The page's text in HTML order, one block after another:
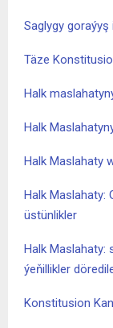
Saglygy
Täze
Halk
Halk
Halk Maslahaty
Halk Maslahaty:
üstünlikler
Halk Maslahaty:
ýeňillikler
Konstitusion